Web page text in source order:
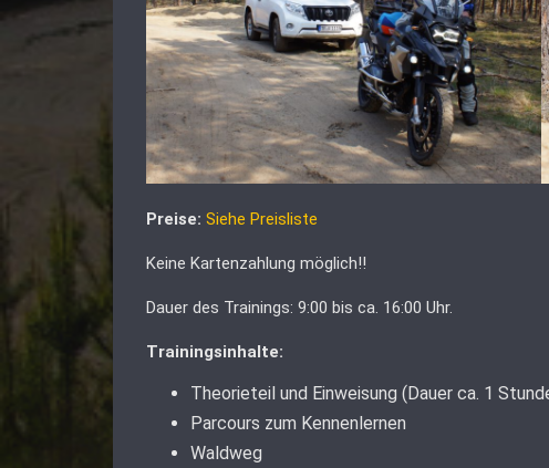
Preise: Siehe Preisliste
Keine Kartenzahlung möglich!!
Dauer des Trainings: 9:00 bis ca. 16:00 Uhr.
Trainingsinhalte:
Theorieteil und Einweisung (Dauer ca. 1
Parcours zum Kennenlernen
Waldweg